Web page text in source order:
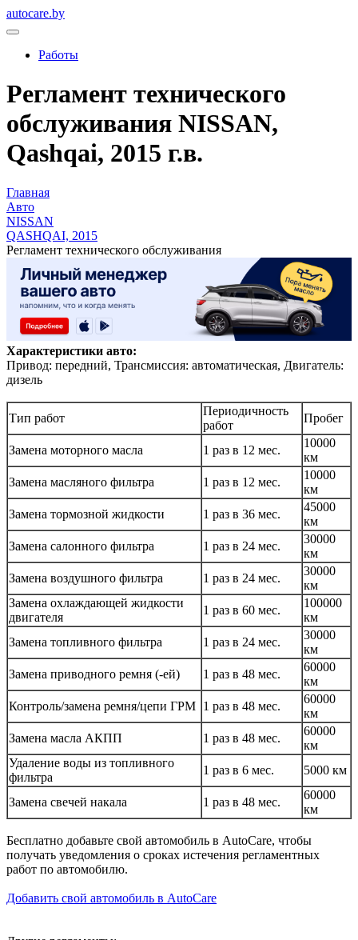
autocare.by
Работы
Регламент технического
обслуживания NISSAN,
Qashqai, 2015 г.в.
Главная
Авто
NISSAN
QASHQAI, 2015
Регламент технического обслуживания
Характеристики авто:
Привод: передний, Трансмиссия: автоматическая, Двигатель:
дизель
Тип работ
Периодичность
работ
Пробег
Замена моторного масла 1 раз в 12 мес.
10000
км
Замена масляного фильтра
1 раз в 12 мес.
10000
км
Замена тормозной жидкости
1 раз в 36 мес.
45000
км
Замена салонного фильтра
1 раз в 24 мес.
30000
км
Замена воздушного фильтра
1 раз в 24 мес.
30000
км
Замена охлаждающей жидкости
двигателя
1 раз в 60 мес.
100000
км
Замена топливного фильтра
1 раз в 24 мес.
30000
км
Замена приводного ремня (-ей)
1 раз в 48 мес.
60000
км
Контроль/замена ремня/цепи ГРМ 1 раз в 48 мес.
60000
км
Замена масла АКПП
1 раз в 48 мес.
60000
км
Удаление воды из топливного
фильтра
1 раз в 6 мес. 5000 км
Замена свечей накала 1 раз в 48 мес.
60000
км
Бесплатно добавьте свой автомобиль в AutoCare, чтобы
получать уведомления о сроках истечения регламентных
работ по автомобилю.
Добавить свой автомобиль в AutoCare